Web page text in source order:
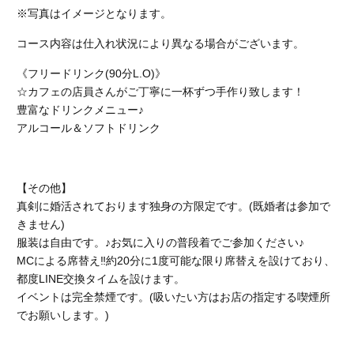
※写真はイメージとなります。
コース内容は仕入れ状況により異なる場合がございます。
《フリードリンク(90分L.O)》
☆カフェの店員さんがご丁寧に一杯ずつ手作り致します！
豊富なドリンクメニュー♪
アルコール＆ソフトドリンク
【その他】
真剣に婚活されております独身の方限定です。(既婚者は参加で
きません)
服装は自由です。♪お気に入りの普段着でご参加ください♪
MCによる席替え‼︎約20分に1度可能な限り席替えを設けており、
都度LINE交換タイムを設けます。
イベントは完全禁煙です。(吸いたい方はお店の指定する喫煙所
でお願いします。)